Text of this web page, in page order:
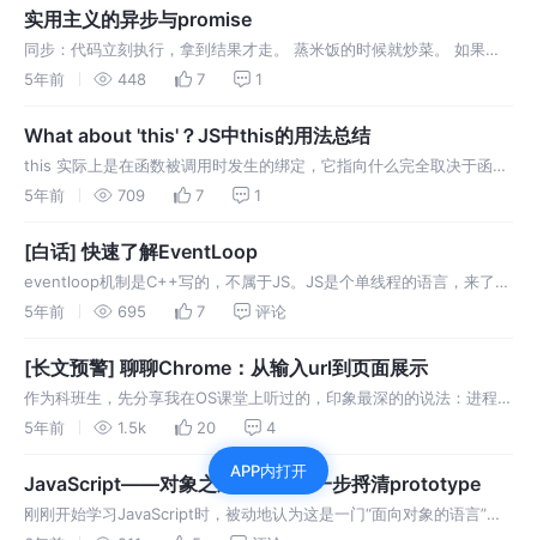
会出现折叠。 BFC 里的块级元素边缘不会超…
实用主义的异步与promise
同步：代码立刻执行，拿到结果才走。 蒸米饭的时候就炒菜。 如果一
个函数的结果处于上述这类函数的函数体内，那么这个函数是异步函
范围：回调函数接收的参数个数 和回调函数中调用的函数的参数个数相
等。(x,y)=> { …
5年前 448 7 1
What about 'this'？JS中this的用法总结
this 实际上是在函数被调用时发生的绑定，它指向什么完全取决于函数
在哪里被调用。 这话说起来容易，理解起来缺常常出现问题。请看如下
数的直接调用位置。找到之后就可以按优先顺序应用下面这四条规则来
5年前 709 7 1
[白话] 快速了解EventLoop
eventloop机制是C++写的，不属于JS。JS是个单线程的语言，来了任
务就执行。 eventloop机制在nodejs和chrome浏览器中是不同的。下
其他进程传进来的消息。如： 渲染进程中的定…
5年前 695 7 评论
[长文预警] 聊聊Chrome：从输入url到页面展示
作为科班生，先分享我在OS课堂上听过的，印象最深的的说法：进程是
资源分配的最小单位；线程是任务调度的最小单位。 线程必须依托于进
程存在。同一进程内的线程共享进程资源。 进程内一个线程崩溃，则该
进程崩溃。但不会影响到操作系统。 主进程×1：用户交互、子进程管
理、存储管理。 插件进…
5年前 1.5k 20 4
JavaScript——对象之进阶：一步一步捋清prototype
刚刚开始学习JavaScript时，被动地认为这是一门“面向对象的语言”，
APP内打开